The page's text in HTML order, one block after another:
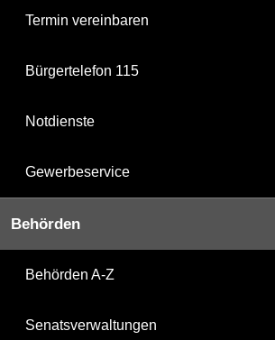
Termin vereinbaren
Bürgertelefon 115
Notdienste
Gewerbeservice
Behörden
Behörden A-Z
Senatsverwaltungen